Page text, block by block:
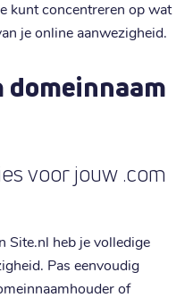
kunt concentreren op wat
je online aanwezigheid.
domeinnaam
voor jouw .com
Site.nl heb je volledige
Pas eenvoudig
of